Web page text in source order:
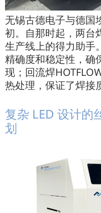
无锡古德电子与德国
初。自那时起，两台
生产线上的得力助手
精确度和稳定性，确
现；回流焊
热处理，保证了焊接
复杂 LED 设计的
划